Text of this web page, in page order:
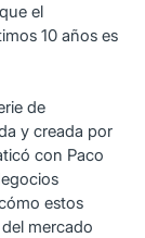
el
10 años es
de
y creada por
con Paco
estos
mercado